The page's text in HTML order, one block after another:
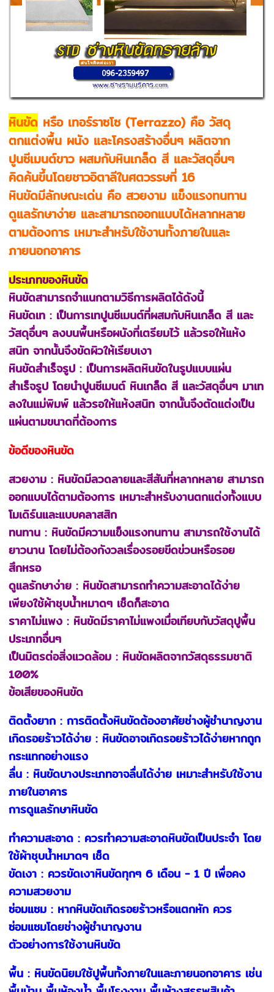
หินขัด หรือ เทอร์ราซโซ (Terrazzo) คือ วัสดุ
ตกแต่งพื้น ผนัง และโครงสร้างอื่นๆ ผลิตจาก
ปูนซีเมนต์ขาว ผสมกับหินเกล็ด สี และวัสดุอื่นๆ
คิดค้นขึ้นโดยชาวอิตาลีในศตวรรษที่ 16
หินขัดมีลักษณะเด่น คือ สวยงาม แข็งแรงทนทาน
ดูแลรักษาง่าย และสามารถออกแบบได้หลากหลาย
ตามต้องการ เหมาะสำหรับใช้งานทั้งภายในและ
ภายนอกอาคาร
ประเภทของหินขัด
หินขัดสามารถจำแนกตามวิธีการผลิตได้ดังนี้
หินขัดเท : เป็นการเทปูนซีเมนต์ที่ผสมกับหินเกล็ด สี และ
วัสดุอื่นๆ ลงบนพื้นหรือผนังที่เตรียมไว้ แล้วรอให้แห้ง
สนิท จากนั้นจึงขัดผิวให้เรียบเงา
หินขัดสำเร็จรูป : เป็นการผลิตหินขัดในรูปแบบแผ่น
สำเร็จรูป โดยนำปูนซีเมนต์ หินเกล็ด สี และวัสดุอื่นๆ มาเท
ลงในแม่พิมพ์ แล้วรอให้แห้งสนิท จากนั้นจึงตัดแต่งเป็น
แผ่นตามขนาดที่ต้องการ
ข้อดีของหินขัด
สวยงาม : หินขัดมีลวดลายและสีสันที่หลากหลาย สามารถ
ออกแบบได้ตามต้องการ เหมาะสำหรับงานตกแต่งทั้งแบบ
โมเดิร์นและแบบคลาสสิก
ทนทาน : หินขัดมีความแข็งแรงทนทาน สามารถใช้งานได้
ยาวนาน โดยไม่ต้องกังวลเรื่องรอยขีดข่วนหรือรอย
สึกหรอ
ดูแลรักษาง่าย : หินขัดสามารถทำความสะอาดได้ง่าย
เพียงใช้ผ้าชุบน้ำหมาดๆ เช็ดก็สะอาด
ราคาไม่แพง : หินขัดมีราคาไม่แพงเมื่อเทียบกับวัสดุปูพื้น
ประเภทอื่นๆ
เป็นมิตรต่อสิ่งแวดล้อม : หินขัดผลิตจากวัสดุธรรมชาติ
100%
ข้อเสียของหินขัด
ติดตั้งยาก : การติดตั้งหินขัดต้องอาศัยช่างผู้ชำนาญงาน
เกิดรอยร้าวได้ง่าย : หินขัดอาจเกิดรอยร้าวได้ง่ายหากถูก
กระแทกอย่างแรง
ลื่น : หินขัดบางประเภทอาจลื่นได้ง่าย เหมาะสำหรับใช้งาน
ภายในอาคาร
การดูแลรักษาหินขัด
ทำความสะอาด : ควรทำความสะอาดหินขัดเป็นประจำ โดย
ใช้ผ้าชุบน้ำหมาดๆ เช็ด
ขัดเงา : ควรขัดเงาหินขัดทุกๆ 6 เดือน - 1 ปี เพื่อคง
ความสวยงาม
ซ่อมแซม : หากหินขัดเกิดรอยร้าวหรือแตกหัก ควร
ซ่อมแซมโดยช่างผู้ชำนาญงาน
ตัวอย่างการใช้งานหินขัด
พื้น : หินขัดนิยมใช้ปูพื้นทั้งภายในและภายนอกอาคาร เช่น